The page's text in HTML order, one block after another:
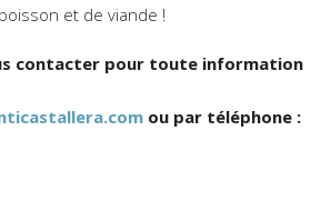
et de viande !
contacter pour toute information
ou par téléphone :